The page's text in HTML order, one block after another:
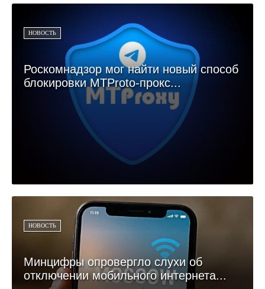
НОВОСТЬ
Роскомнадзор мог найти новый способ
блокировки MTProto-прокс...
НОВОСТЬ
Минцифры опровергло слухи об
отключении мобильного интернета...